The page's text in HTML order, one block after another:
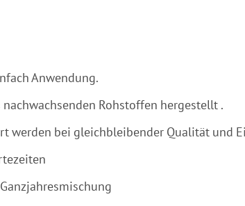
Anwendung.
Rohstoffen hergestellt .
werden bei gleichbleibender Qualität und